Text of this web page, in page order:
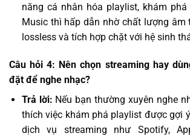
năng cá nhân hóa playlist, khám
Music thì hấp dẫn nhờ chất lượng âm
lossless và tích hợp chặt với hệ sinh
Câu hỏi 4: Nên chọn streaming hay
đặt để nghe nhạc?
Trả lời: Nếu bạn thường xuyên nghe
thích việc khám phá playlist được gợi
dịch vụ streaming như Spotify,